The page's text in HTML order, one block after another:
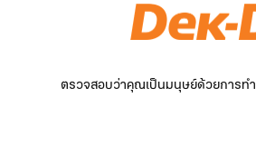
ตรวจสอบว่าคุณเป็นมนุษย์ด้วยการทำ